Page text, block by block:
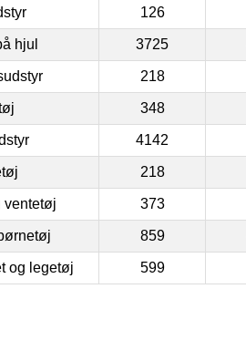
126
hjul 3725
218
348
4142
218
ventetøj 373
859
og legetøj 599